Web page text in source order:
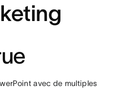
avec de multiples